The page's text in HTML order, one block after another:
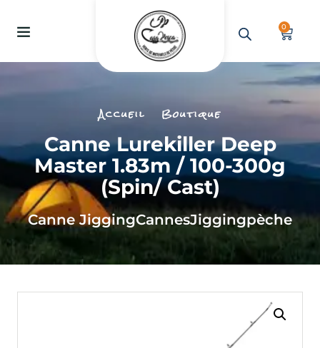
0
Accueil Boutique
Canne Lurekiller Deep
Master 1.83m / 100-300g
(spin/ Cast)
Canne JiggingCannesJiggingpèche